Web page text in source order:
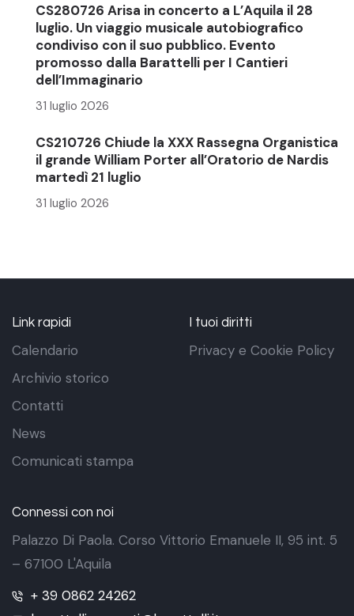
CS280726 Arisa in concerto a L’Aquila il 28
luglio. Un viaggio musicale autobiografico
condiviso con il suo pubblico. Evento
promosso dalla Barattelli per I Cantieri
dell’Immaginario
31 luglio 2026
CS210726 Chiude la XXX Rassegna Organistica
il grande William Porter all’Oratorio de Nardis
martedì 21 luglio
31 luglio 2026
Link rapidi
Calendario
Archivio storico
Contatti
News
Comunicati stampa
I tuoi diritti
Privacy e Cookie Policy
Connessi con noi
Palazzo Di Paola. Corso Vittorio Emanuele II, 95 int. 5
– 67100 L'Aquila
+ 39 0862 24262